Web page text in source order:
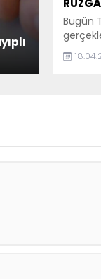
Bugün
anlar
Doğdu